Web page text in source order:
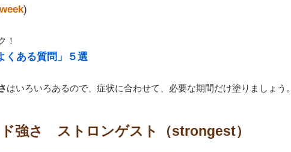
week)
！
くある質問」５選
はいろいろあるので、症状に合わせて、必要な期間だけ塗りましょう。
強さ ストロンゲスト（strongest）